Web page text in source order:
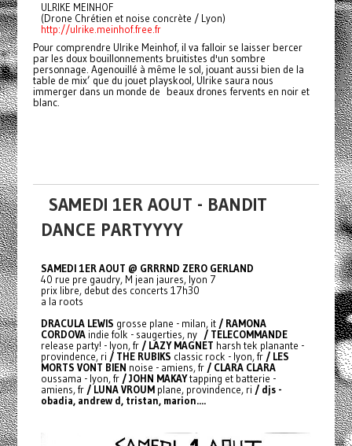
ULRIKE MEINHOF
(Drone Chrétien et noise concrète / Lyon)
http://ulrike.meinhof.free.fr
Pour comprendre Ulrike Meinhof, il va falloir se laisser bercer
par les doux bouillonnements bruitistes d'un sombre
personnage. Agenouillé à même le sol, jouant aussi bien de la
table de mix’ que du jouet playskool, Ulrike saura nous
immerger dans un monde de beaux drones fervents en noir et
blanc.
SAMEDI 1ER AOUT - BANDIT
DANCE PARTYYYY
SAMEDI 1ER AOUT @ GRRRND ZERO GERLAND
40 rue pre gaudry, M jean jaures, lyon 7
prix libre, debut des concerts 17h30
a la roots
DRACULA LEWIS grosse plane - milan, it / RAMONA
CORDOVA indie folk - saugerties, ny / TELECOMMANDE
release party! - lyon, fr / LAZY MAGNET harsh tek planante -
provindence, ri / THE RUBIKS classic rock - lyon, fr/ LES
MORTS VONT BIEN noise - amiens, fr / CLARA CLARA
oussama - lyon, fr / JOHN MAKAYtapping et batterie -
amiens, fr / LUNA VROUMplane, provindence, ri / djs -
obadia, andrew d, tristan, marion....